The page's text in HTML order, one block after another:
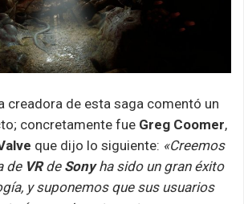
creadora de esta saga comentó un
concretamente fue Greg Coomer,
que dijo lo siguiente: «Creemos
de VRde Sonyha sido un gran éxito
y suponemos que sus usuarios